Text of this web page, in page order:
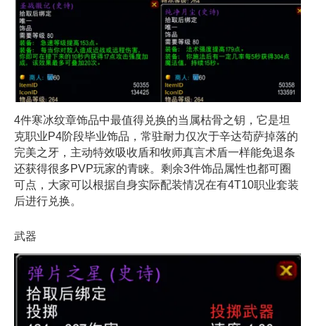
4件寒冰纹章饰品中最值得兑换的当属枯骨之钥，它是坦
克职业P4阶段毕业饰品，常驻耐力仅次于辛达苟萨掉落的
完美之牙，主动特效吸收盾和牧师真言术盾一样能免退条
还获得很多PVP玩家的青睐。剩余3件饰品属性也都可圈
可点，大家可以根据自身实际配装情况在有4T10职业套装
后进行兑换。
武器